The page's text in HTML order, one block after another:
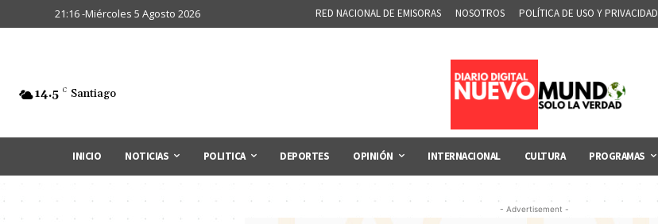
21:16 -Miércoles 5 Agosto 2026 RED NACIONAL DE EMISORAS NOSOTROS POLÍTICA DE USO Y PRIVACIDAD
14.5 C Santiago
INICIO NOTICIAS POLITICA DEPORTES OPINIÓN INTERNACIONAL CULTURA PROGRAMAS
- Advertisement -